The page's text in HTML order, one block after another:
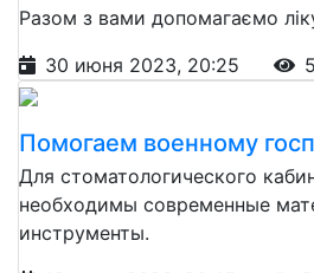
Разом з вами допомагаємо
30 июня 2023, 20:25
Помогаем военному
Для стоматологического
необходимы современные
инструменты.